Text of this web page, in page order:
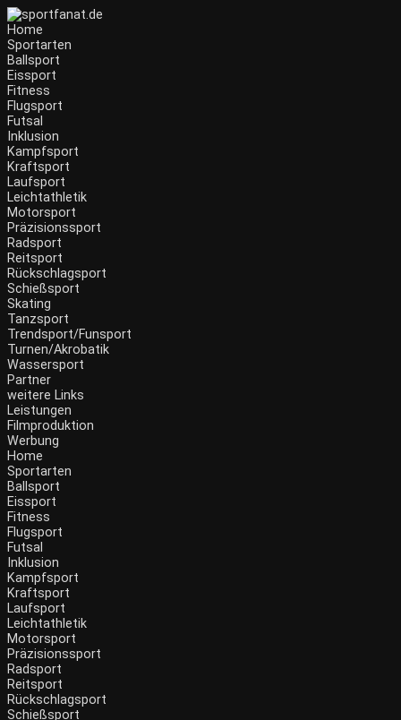
Home
Sportarten
Ballsport
Eissport
Fitness
Flugsport
Futsal
Inklusion
Kampfsport
Kraftsport
Laufsport
Leichtathletik
Motorsport
Präzisionssport
Radsport
Reitsport
Rückschlagsport
Schießsport
Skating
Tanzsport
Trendsport/Funsport
Turnen/Akrobatik
Wassersport
Partner
weitere Links
Leistungen
Filmproduktion
Werbung
Home
Sportarten
Ballsport
Eissport
Fitness
Flugsport
Futsal
Inklusion
Kampfsport
Kraftsport
Laufsport
Leichtathletik
Motorsport
Präzisionssport
Radsport
Reitsport
Rückschlagsport
Schießsport